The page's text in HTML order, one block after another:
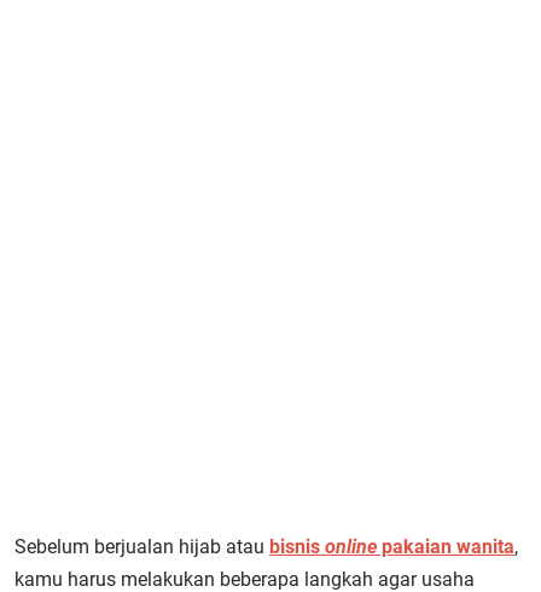
Sebelum berjualan hijab atau bisnis online pakaian wanita,
kamu harus melakukan beberapa langkah agar usaha